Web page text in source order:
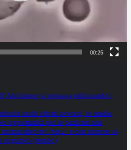
00:25
si propaga utilizzando i
molti effetti avversi, lo studio
opportunità per le pazienti con
hr+/her2- e con tumore al
negativo (mtnbc)